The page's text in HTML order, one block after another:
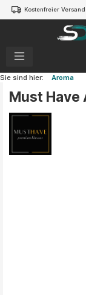
springen
Kostenfreier
Sie sind hier: Aroma
Must Have